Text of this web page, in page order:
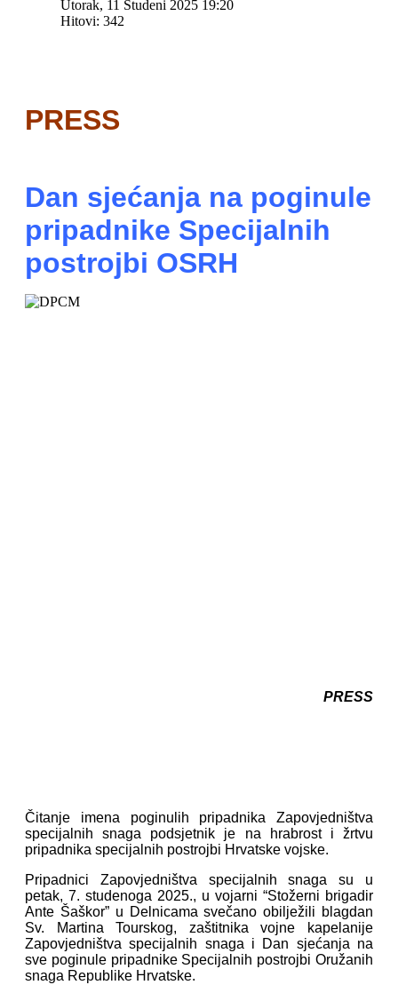
Utorak, 11 Studeni 2025 19:20
Hitovi: 342
PRESS
Dan sjećanja na poginule
pripadnike Specijalnih
postrojbi OSRH
PRESS
Čitanje imena poginulih pripadnika Zapovjedništva
specijalnih snaga podsjetnik je na hrabrost i žrtvu
pripadnika specijalnih postrojbi Hrvatske vojske.
Pripadnici Zapovjedništva specijalnih snaga su u
petak, 7. studenoga 2025., u vojarni “Stožerni brigadir
Ante Šaškor” u Delnicama svečano obilježili blagdan
Sv. Martina Tourskog, zaštitnika vojne kapelanije
Zapovjedništva specijalnih snaga i Dan sjećanja na
sve poginule pripadnike Specijalnih postrojbi Oružanih
snaga Republike Hrvatske.